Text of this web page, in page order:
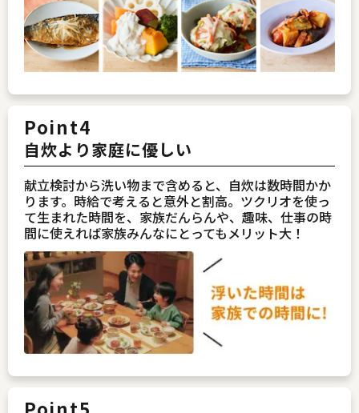
Point4
自炊より家庭に優しい
献立検討から洗い物まで含めると、自炊は数時間かか
ります。時給で考えると意外と割高。ツクリオを使っ
て生まれた時間を、家族だんらんや、趣味、仕事の時
間に使えれば家族みんなにとってもメリット大！